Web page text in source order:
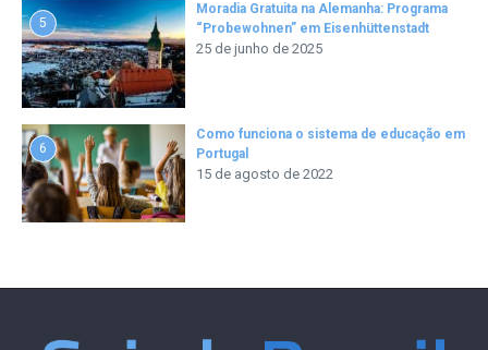
5
Moradia Gratuita na Alemanha: Programa
“Probewohnen” em Eisenhüttenstadt
25 de junho de 2025
6
Como funciona o sistema de educação em
Portugal
15 de agosto de 2022